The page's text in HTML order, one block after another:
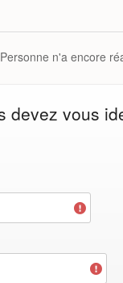
Personne n'a encore
devez vous